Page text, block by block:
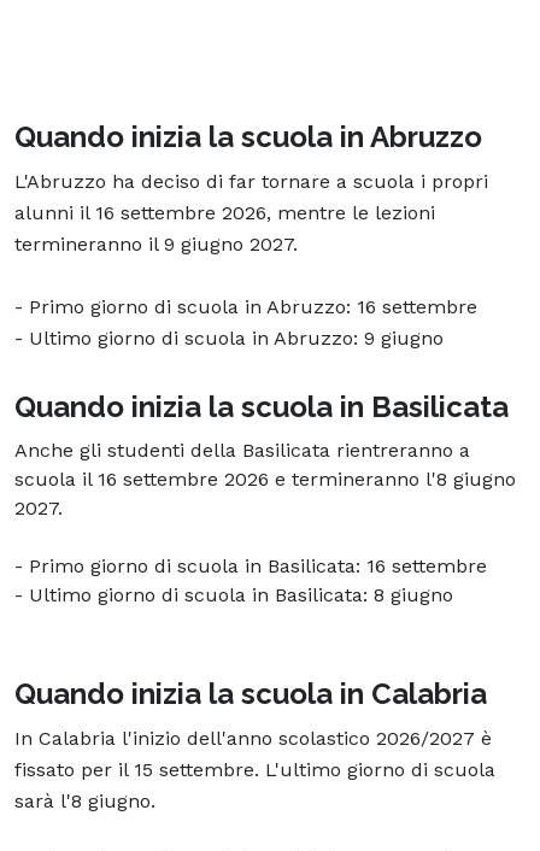
Quando inizia la scuola in Abruzzo
L'Abruzzo ha deciso di far tornare a scuola i propri
alunni il 16 settembre 2026, mentre le lezioni
termineranno il 9 giugno 2027.
- Primo giorno di scuola in Abruzzo: 16 settembre
- Ultimo giorno di scuola in Abruzzo: 9 giugno
Quando inizia la scuola in Basilicata
Anche gli studenti della Basilicata rientreranno a
scuola il 16 settembre 2026 e termineranno l'8 giugno
2027.
- Primo giorno di scuola in Basilicata: 16 settembre
- Ultimo giorno di scuola in Basilicata: 8 giugno
Quando inizia la scuola in Calabria
In Calabria l'inizio dell'anno scolastico 2026/2027 è
fissato per il 15 settembre. L'ultimo giorno di scuola
sarà l'8 giugno.